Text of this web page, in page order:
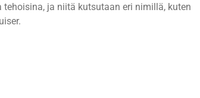
ja niitä kutsutaan eri nimillä, kuten